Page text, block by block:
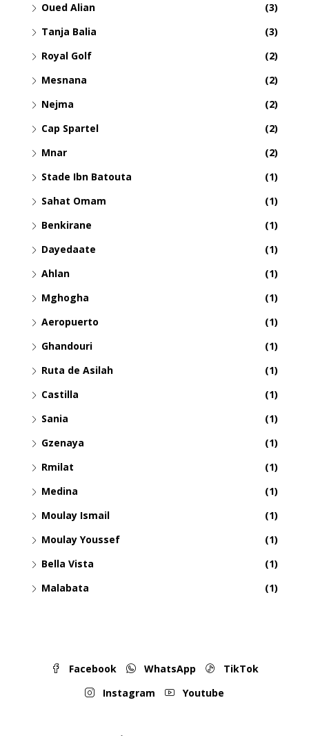
Oued Alian
(3)
Tanja Balia
(3)
Royal Golf
(2)
Mesnana
(2)
Nejma
(2)
Cap Spartel
(2)
Mnar
(2)
Stade Ibn Batouta
(1)
Sahat Omam
(1)
Benkirane
(1)
Dayedaate
(1)
Ahlan
(1)
Mghogha
(1)
Aeropuerto
(1)
Ghandouri
(1)
Ruta de Asilah
(1)
Castilla
(1)
Sania
(1)
Gzenaya
(1)
Rmilat
(1)
Medina
(1)
Moulay Ismail
(1)
Moulay Youssef
(1)
Bella Vista
(1)
Malabata
(1)
Facebook WhatsApp
TikTok
Instagram
Youtube